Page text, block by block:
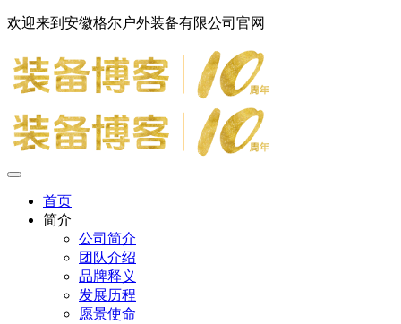
欢迎来到安徽格尔户外装备有限公司官网
首页
简介
公司简介
团队介绍
品牌释义
发展历程
愿景使命